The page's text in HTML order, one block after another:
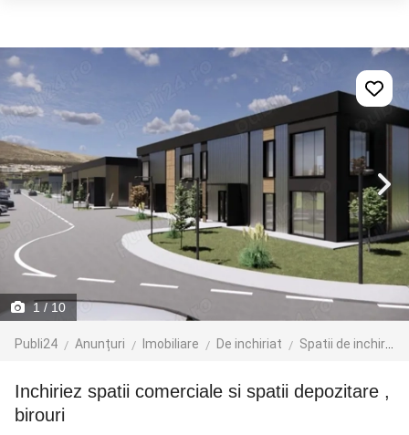
1 / 10
Publi24 Anunțuri Imobiliare De inchiriat Spatii de inchiriat
inchiriez spatii comerciale si spatii depozitare ,
birouri